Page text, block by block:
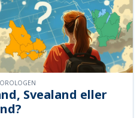
Svealand eller